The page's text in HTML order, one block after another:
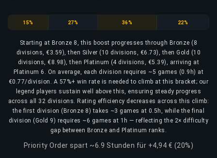
Bronze
15% Silver
27% Gold
36% Platinum
22%
Starting at Bronze 8, this boost progresses through Bronze (8
divisions, €3.59), then Silver (10 divisions, €6.73), then Gold (10
divisions, €8.98), then Platinum (4 divisions, €5.39), arriving at
Platinum 6. On average, each division requires ~5 games (0.9h) at
€0.77/division. A 57%+ win rate is needed to climb at this bracket; our
legend players sustain well above this, ensuring steady progress
across all 32 divisions. Rating efficiency decreases across this climb:
the first division (Bronze 8) takes ~3 games at 0.5h, while the final
division (Gold 9) requires ~6 games at 1h — reflecting the 2× difficulty
gap between Bronze and Platinum ranks.
Priority Order spart ~6.9 Stunden für +4,94 € (20%)